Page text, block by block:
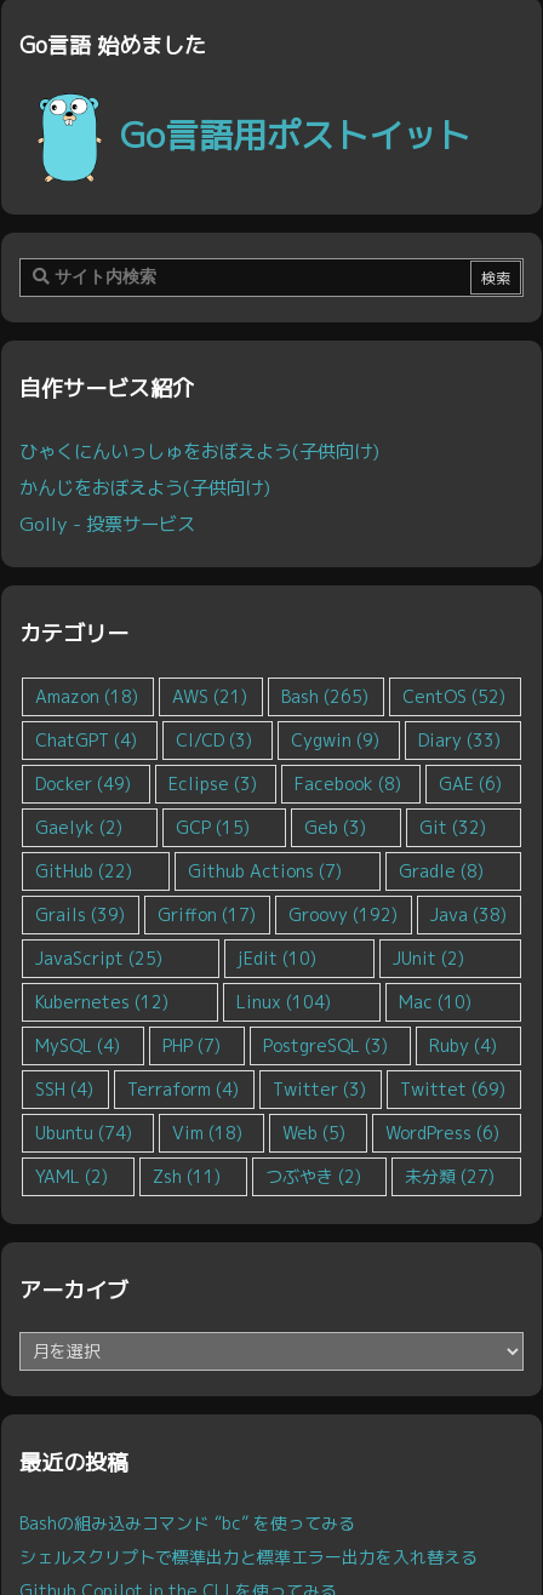
Go言語 始めました
Go言語用ポストイット
自作サービス紹介
ひゃくにんいっしゅをおぼえよう(子供向け)
かんじをおぼえよう(子供向け)
Golly - 投票サービス
カテゴリー
Amazon (18) AWS (21) Bash (265) CentOS (52)
ChatGPT (4) CI/CD (3) Cygwin (9) Diary (33)
Docker (49) Eclipse (3) Facebook (8) GAE (6)
Gaelyk (2) GCP (15) Geb (3) Git (32)
GitHub (22) Github Actions (7) Gradle (8)
Grails (39) Griffon (17) Groovy (192) Java (38)
JavaScript (25) jEdit (10) JUnit (2)
Kubernetes (12) Linux (104) Mac (10)
MySQL (4) PHP(7) PostgreSQL (3) Ruby (4)
SSH (4) Terraform (4) Twitter (3) Twittet (69)
Ubuntu (74) Vim (18) Web (5) WordPress (6)
YAML (2) Zsh (11) つぶやき (2) 未分類 (27)
アーカイブ
ー
カ
イ
最近の投稿
Bashの組み込みコマンド “bc” を使ってみる
シェルスクリプトで標準出力と標準エラー出力を入れ替える